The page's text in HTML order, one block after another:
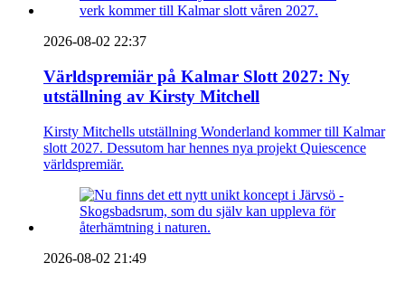
2026-08-02 22:37
Världspremiär på Kalmar Slott 2027: Ny
utställning av Kirsty Mitchell
Kirsty Mitchells utställning Wonderland kommer till Kalmar
slott 2027. Dessutom har hennes nya projekt Quiescence
världspremiär.
2026-08-02 21:49